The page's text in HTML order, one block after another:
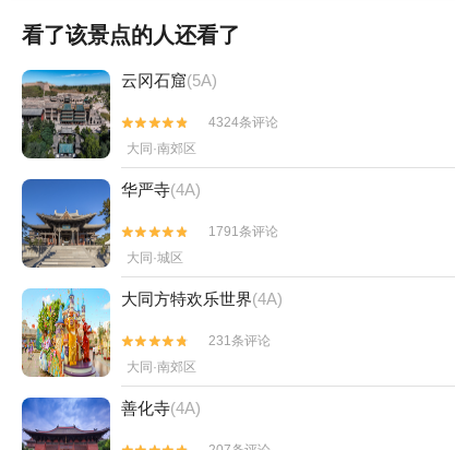
看了该景点的人还看了
云冈石窟(5A)


4324条评论
大同·南郊区
华严寺(4A)


1791条评论
大同·城区
大同方特欢乐世界(4A)


231条评论
大同·南郊区
善化寺(4A)